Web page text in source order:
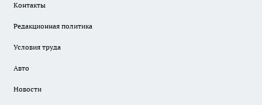
Контакты
Редакционная политика
Условия труда
Авто
Новости